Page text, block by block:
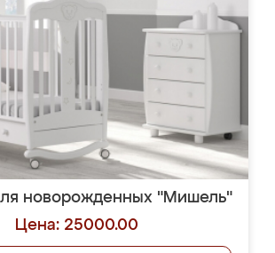
новорожденных "Мишель"
Цена: 25000.00